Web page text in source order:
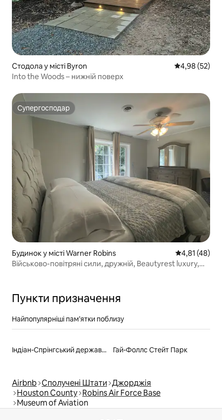
Стодола у місті Byron Середня
4,98 (52)
Into the Woods – нижній поверх
Супергосподар
Супергосподар
Будинок у місті Warner Robins Середня
4,81 (48)
Військово-повітряні сили, дружній, Beautyrest luxury,
Пункти призначення
Найпопулярніші пам’ятки поблизу
Індіан-Спрінгський державний парк Гай-Фоллс Стейт Парк
Airbnb Сполучені Штати Джорджія
Houston County Robins Air Force Base
Museum of Aviation